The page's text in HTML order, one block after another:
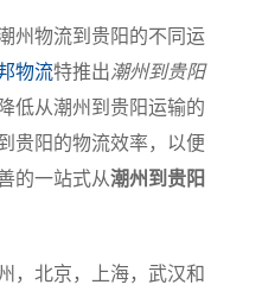
州物流到贵阳的不同运
物流特推出潮州到贵阳
低从潮州到贵阳运输的
贵阳的物流效率，以便
的一站式从潮州到贵阳
，北京，上海，武汉和